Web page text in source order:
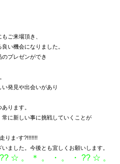
ご来場頂き、
い機会になりました。
プレゼンができ
発見や出会いがあり
ります。
に新しい事に挑戦していくことが
りま-す?!!!!!!!
ました。今後とも宜しくお願いします。
。＊。・。・??☆。